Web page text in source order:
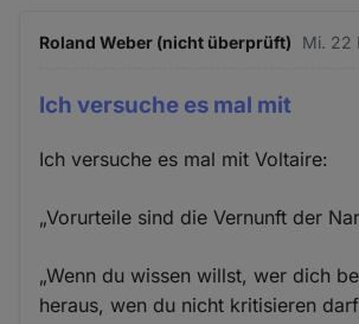
Roland Weber (nicht überprüft) Mi. 22
Ich versuche es mal mit
Ich versuche es mal mit Voltaire:
„Vorurteile sind die Vernunft der
„Wenn du wissen willst, wer dich
heraus, wen du nicht kritisieren